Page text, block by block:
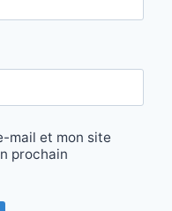
mail et mon site
prochain